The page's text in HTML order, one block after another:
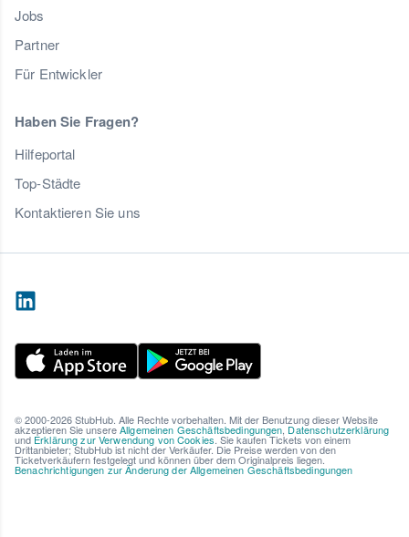
Jobs
Partner
Für Entwickler
Haben Sie Fragen?
Hilfeportal
Top-Städte
Kontaktieren Sie uns
© 2000-2026 StubHub. Alle Rechte vorbehalten. Mit der Benutzung dieser Website
akzeptieren Sie unsereAllgemeinen Geschäftsbedingungen Datenschutzerklärung
und Erklärung zur Verwendung von Cookies . Sie kaufen Tickets von einem
Drittanbieter; StubHub ist nicht der Verkäufer. Die Preise werden von den
Ticketverkäufern festgelegt und können über dem Originalpreis liegen.
Benachrichtigungen zur Änderung der Allgemeinen Geschäftsbedingungen